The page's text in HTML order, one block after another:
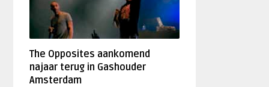
The Opposites aankomend
najaar terug in Gashouder
Amsterdam